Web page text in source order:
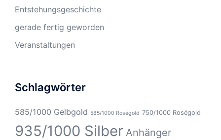
Entstehungsgeschichte
gerade fertig geworden
Veranstaltungen
Schlagwörter
585/1000 Gelbgold 585/1000 Roségold 750/1000 Roségold
935/1000 Silber Anhänger